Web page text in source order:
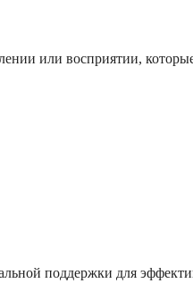
или восприятии,
поддержки для